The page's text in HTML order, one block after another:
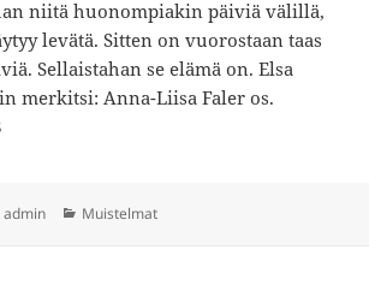
niitä huonompiakin päiviä välillä,
levätä. Sitten on vuorostaan taas
Sellaistahan se elämä on. Elsa
merkitsi: Anna-Liisa Faler os.
Kirjoittaja
admin Kategoriat
Muistelmat